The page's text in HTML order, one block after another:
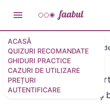
ACASĂ
QUIZURI RECOMANDATE
GHIDURI PRACTICE
CAZURI DE UTILIZARE
PREȚURI
AUTENTIFICARE
How-tos Generator gratuit
Generator gratuit de
Generează un cartonaș